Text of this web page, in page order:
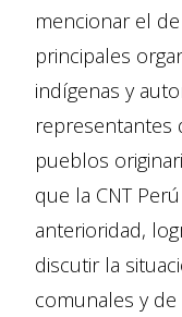
mencionar el
principales
indígenas y
representantes
pueblos
que la CNT
anterioridad,
discutir la
comunales y